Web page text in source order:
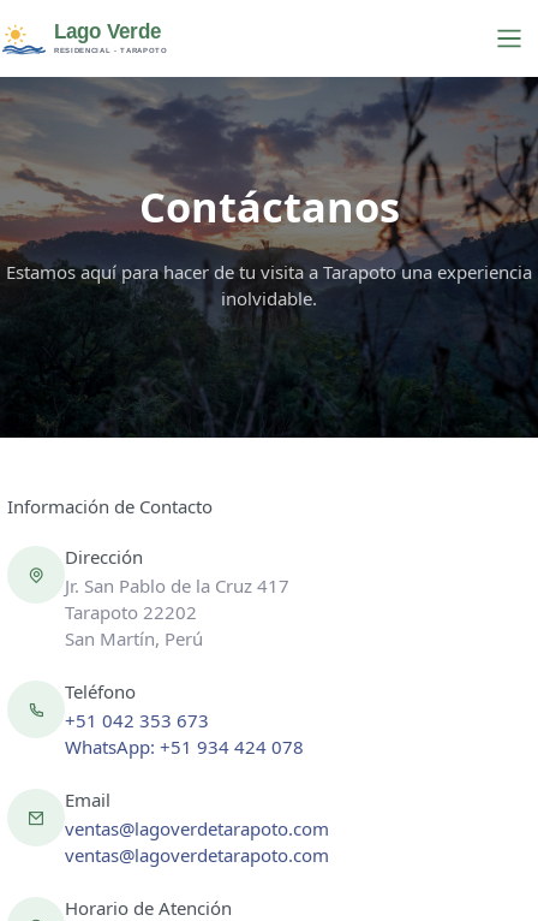
Contáctanos
Estamos aquí para hacer de tu visita a Tarapoto una experiencia
inolvidable.
Información de Contacto
Dirección
Jr. San Pablo de la Cruz 417
Tarapoto 22202
San Martín, Perú
Teléfono
+51 042 353 673
WhatsApp: +51 934 424 078
Email
ventas@lagoverdetarapoto.com
ventas@lagoverdetarapoto.com
Horario de Atención